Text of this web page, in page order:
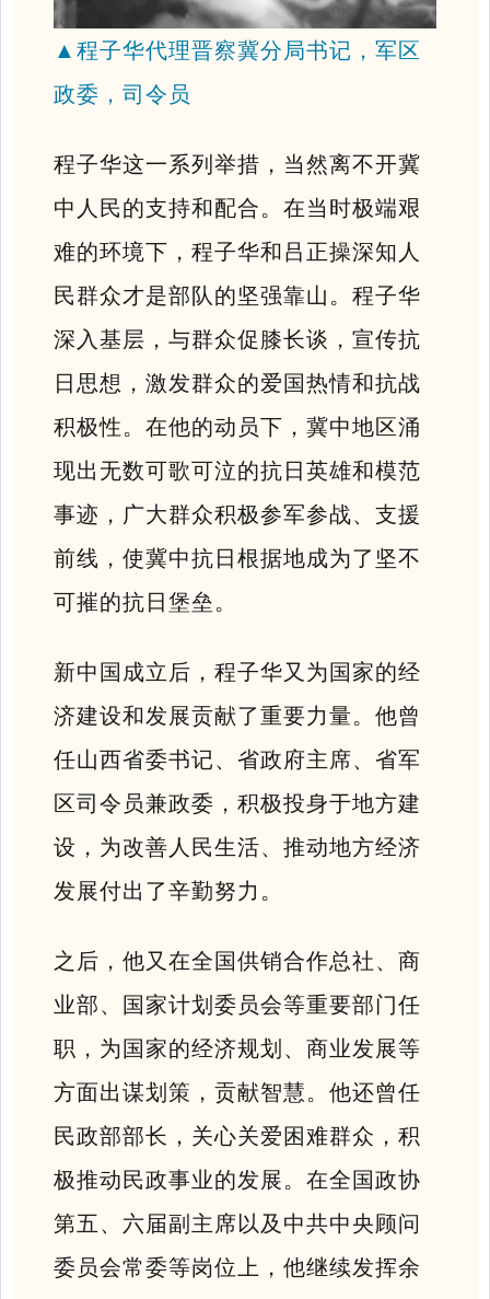
▲ 程子华代理晋察冀分局书记，军区
政委，司令员
程子华这一系列举措，当然离不开冀
中人民的支持和配合。在当时极端艰
难的环境下，程子华和吕正操深知人
民群众才是部队的坚强靠山。 程子华
深入基层，与群众促膝长谈，宣传抗
日思想，激发群众的爱国热情和抗战
积极性。在他的动员下，冀中地区涌
现出无数可歌可泣的抗日英雄和模范
事迹，广大群众积极参军参战、支援
前线 ， 使冀中抗日根据地成为了坚不
可摧的抗日堡垒。
新中国成立后，程子华又为国家的经
济建设和发展贡献了重要力量。他曾
任山西省委书记、省政府主席、省军
区司令员兼政委，积极投身于地方建
设，为改善人民生活、推动地方经济
发展付出了辛勤努力。
之后，他又在全国供销合作总社、商
业部、国家计划委员会等重要部门任
职，为国家的经济规划、商业发展等
方面出谋划策，贡献智慧。他还曾任
民政部部长，关心关爱困难群众，积
极推动民政事业的发展。在全国政协
第五、六届副主席以及中共中央顾问
委员会常委等岗位上，他继续发挥余